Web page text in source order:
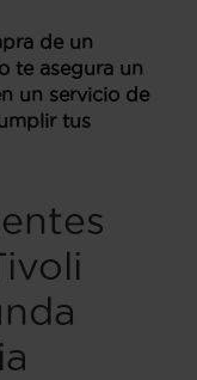
de un
te asegura un
un servicio de
tus